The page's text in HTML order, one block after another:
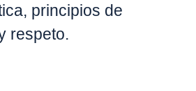
principios de
respeto.